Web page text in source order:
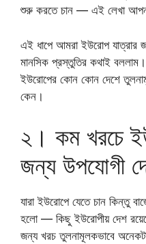
শুরু করতে চান — এই লেখা
এই ধাপে আমরা ইউরোপ যাত্রার
মানসিক প্রস্তুতির কথাই
ইউরোপের কোন কোন দেশে
কেন।
২। কম খরচে
জন্য উপযোগী
যারা ইউরোপে যেতে চান কিন্তু
হলো — কিছু ইউরোপীয় দেশ
জন্য খরচ তুলনামূলকভাবে